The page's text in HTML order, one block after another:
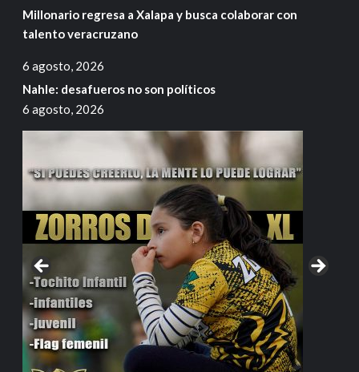
Millonario regresa a Xalapa y busca colaborar con
talento veracruzano
6 agosto, 2026
Nahle: desafueros no son políticos
6 agosto, 2026